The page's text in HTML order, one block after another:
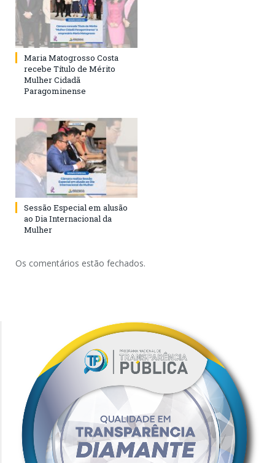
Maria Matogrosso Costa
recebe Título de Mérito
Mulher Cidadã
Paragominense
Sessão Especial em alusão
ao Dia Internacional da
Mulher
Os comentários estão fechados.